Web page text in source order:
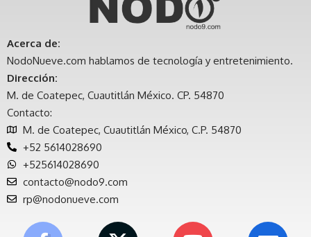
Acerca de:
NodoNueve.com hablamos de tecnología y entretenimiento.
Dirección:
M. de Coatepec, Cuautitlán México. CP. 54870
Contacto:
M. de Coatepec, Cuautitlán México, C.P. 54870
+52 5614028690
+525614028690
contacto@nodo9.com
rp@nodonueve.com